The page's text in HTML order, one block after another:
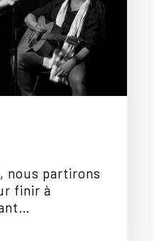
nous partirons
finir à